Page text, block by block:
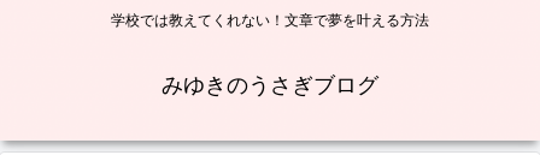
学校では教えてくれない！文章で夢を叶える方法
みゆきのうさぎブログ